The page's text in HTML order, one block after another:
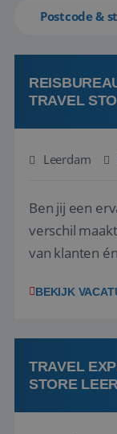
Postcode &
TRAVEL
Leerdam
Ben jij een
verschil
van klanten
(onderdeel
team het
BEKIJK
TRAVEL
STORE